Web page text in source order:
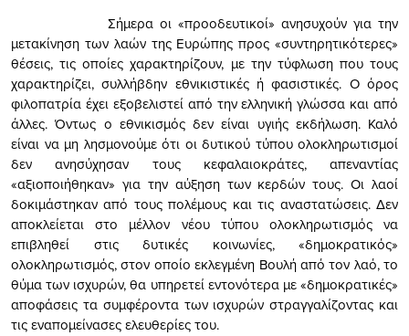
Σήμερα οι «προοδευτικοί» ανησυχούν για την
μετακίνηση των λαών της Ευρώπης προς «συντηρητικότερες»
θέσεις, τις οποίες χαρακτηρίζουν, με την τύφλωση που τους
χαρακτηρίζει, συλλήβδην εθνικιστικές ή φασιστικές. Ο όρος
φιλοπατρία έχει εξοβελιστεί από την ελληνική γλώσσα και από
άλλες. Όντως ο εθνικισμός δεν είναι υγιής εκδήλωση. Καλό
είναι να μη λησμονούμε ότι οι δυτικού τύπου ολοκληρωτισμοί
δεν ανησύχησαν τους κεφαλαιοκράτες, απεναντίας
«αξιοποιήθηκαν» για την αύξηση των κερδών τους. Οι λαοί
δοκιμάστηκαν από τους πολέμους και τις αναστατώσεις. Δεν
αποκλείεται στο μέλλον νέου τύπου ολοκληρωτισμός να
επιβληθεί στις δυτικές κοινωνίες, «δημοκρατικός»
ολοκληρωτισμός, στον οποίο εκλεγμένη Βουλή από τον λαό, το
θύμα των ισχυρών, θα υπηρετεί εντονότερα με «δημοκρατικές»
αποφάσεις τα συμφέροντα των ισχυρών στραγγαλίζοντας και
τις εναπομείνασες ελευθερίες του.